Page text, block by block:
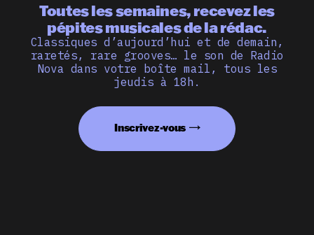
Toutes les semaines, recevez les
pépites musicales de la rédac.
Classiques d’aujourd’hui et de demain,
raretés, rare grooves… le son de Radio
Nova dans votre boîte mail, tous les
jeudis à 18h.
Inscrivez-vous